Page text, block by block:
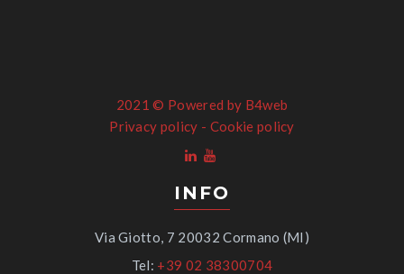
2021 © Powered by B4web
Privacy policy - Cookie policy
INFO
Via Giotto, 7 20032 Cormano (MI)
Tel: +39 02 38300704